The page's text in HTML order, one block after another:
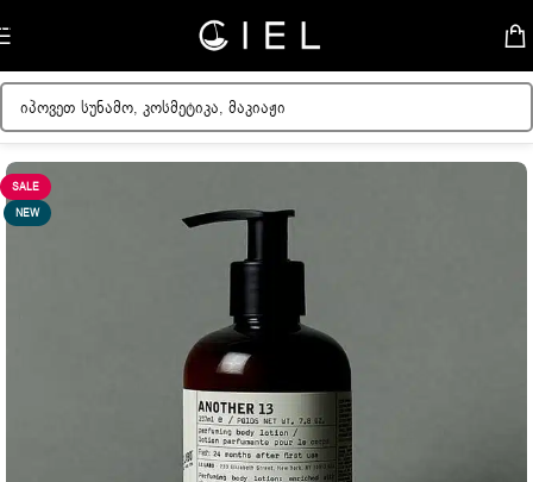
Skip to navigation
მთავარი/ქალის კოსმეტიკა/სხეულის მოვლა
SALE
NEW